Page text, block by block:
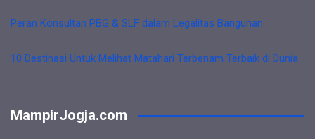
Peran Konsultan PBG & SLF dalam Legalitas Bangunan
10 Destinasi Untuk Melihat Matahari Terbenam Terbaik di Dunia
MampirJogja.com